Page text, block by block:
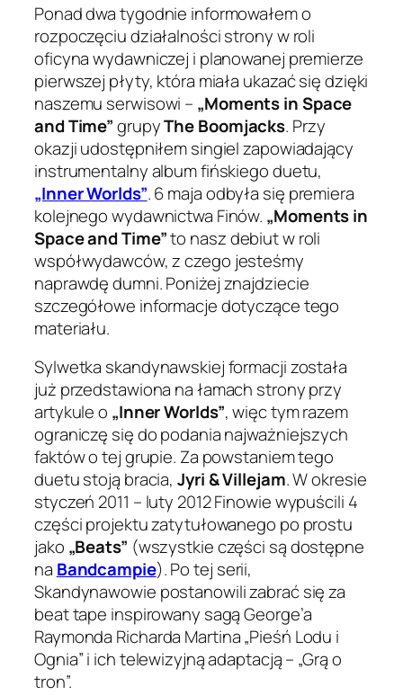
Ponad dwa tygodnie informowałem o
rozpoczęciu działalności strony w roli
oficyna wydawniczej i planowanej premierze
pierwszej płyty, która miała ukazać się dzięki
naszemu serwisowi – „Moments in Space
and Time”grupyThe Boomjacks. Przy
okazji udostępniłem singiel zapowiadający
instrumentalny album fińskiego duetu,
„Inner Worlds”. 6 maja odbyła się premiera
kolejnego wydawnictwa Finów. „Moments in
Space and Time”to nasz debiut w roli
współwydawców, z czego jesteśmy
naprawdę dumni. Poniżej znajdziecie
szczegółowe informacje dotyczące tego
materiału.
Sylwetka skandynawskiej formacji została
już przedstawiona na łamach strony przy
artykule o „Inner Worlds”, więc tym razem
ograniczę się do podania najważniejszych
faktów o tej grupie. Za powstaniem tego
duetu stoją bracia, Jyri & Villejam. W okresie
styczeń 2011 – luty 2012 Finowie wypuścili 4
części projektu zatytułowanego po prostu
jako „Beats” (wszystkie części są dostępne
na Bandcampie). Po tej serii,
Skandynawowie postanowili zabrać się za
beat tape inspirowany sagą George’a
Raymonda Richarda Martina „Pieśń Lodu i
Ognia” i ich telewizyjną adaptacją – „Grą o
tron”.